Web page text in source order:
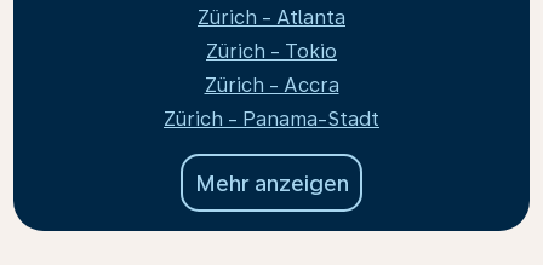
Zürich - Atlanta
Zürich - Tokio
Zürich - Accra
Zürich - Panama-Stadt
Mehr anzeigen